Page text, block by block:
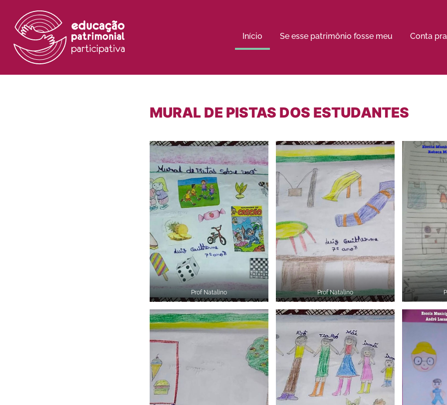
Início Se esse patrimônio fosse meu Conta
MURAL DE PISTAS DOS ESTUDANTES
Prof Natalino Prof Natalino